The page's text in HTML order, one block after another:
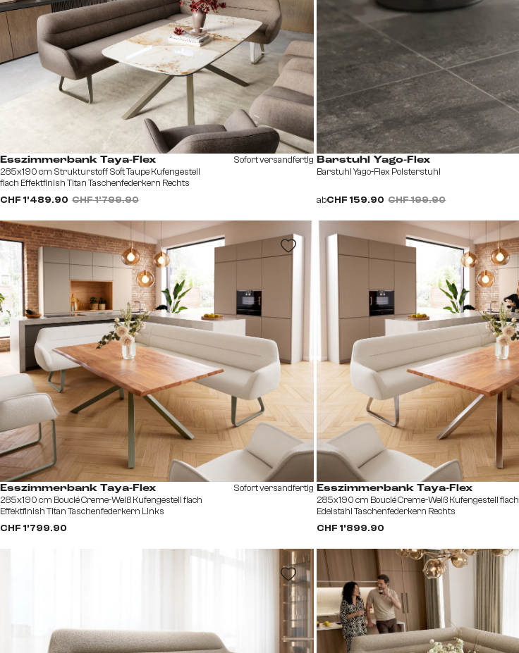
Barstuhl Yago-Flex
Barstuhl Yago-Flex Polsterstuhl
abCHF 159.90 CHF 199.90
Esszimmerbank Taya-Flex
285x190 cm Strukturstoff Soft Taupe Kufengestell
flach Effektfinish Titan Taschenfederkern Rechts
CHF 1’489.90 CHF 1’799.90
Sofort versandfertig
Esszimmerbank Taya-Flex
285x190 cm Bouclé Creme-Weiß Kufengestell flach
Effektfinish Titan Taschenfederkern Links
CHF 1’799.90
Sofort versandfertig Esszimmerbank Taya-Flex
285x190 cm Bouclé Creme-Weiß Kufengestell flach
Edelstahl Taschenfederkern Rechts
CHF 1’899.90